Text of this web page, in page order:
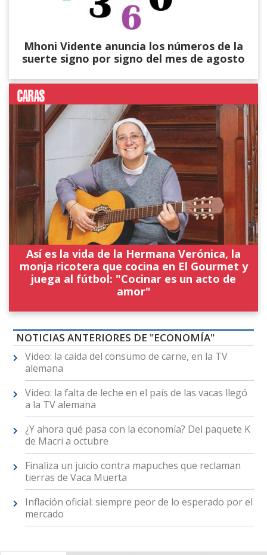
Mhoni Vidente anuncia los números de la
suerte signo por signo del mes de agosto
Así es la vida de la Hermana Verónica, la
monja ricotera que cocina en El Gourmet y
juega al fútbol: "Cocinar es un acto de
amor"
NOTICIAS ANTERIORES DE "ECONOMÍA"
Video: la caída del consumo de carne, en la TV
alemana
Video: la falta de leche en el país de las vacas llegó
a la TV alemana
¿Y ahora qué pasa con la economía? Del paquete K
de Macri a octubre
Finaliza un juicio contra mapuches que reclaman
tierras de Vaca Muerta
Inflación oficial: siempre peor de lo esperado por el
mercado